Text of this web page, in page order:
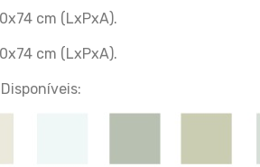
cm (LxPxA).
cm (LxPxA).